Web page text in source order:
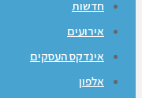
חדשות
אירועים
אינדקס העסקים
אלפון